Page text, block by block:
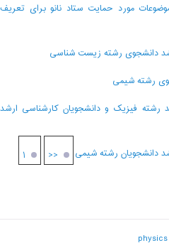
مورد حمایت ستاد نانو برای تعریف
دانشجوی رشته زیست شناسی
رشته شیمی
رشته فیزیک و دانشجویان کارشناسی ارشد
دانشجویان رشته شیمی
<< ۱